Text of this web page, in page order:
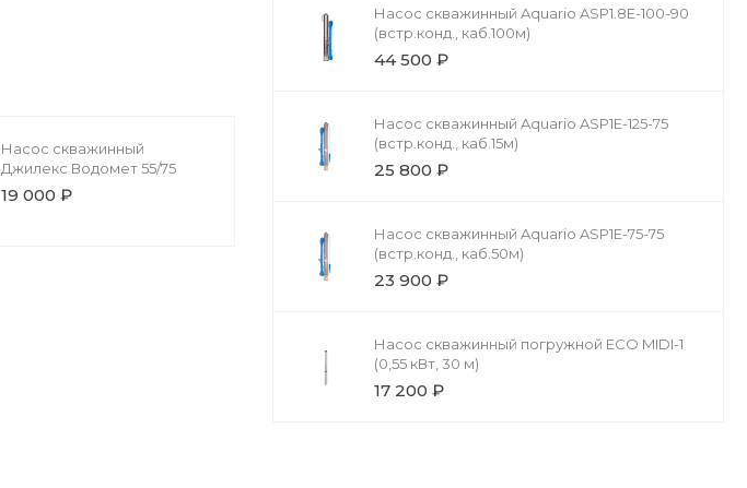
Насос скважинный
Джилекс Водомет 55/75
19 000 ₽
Насос скважинный Aquario ASP1.8E-100-90
(встр.конд., каб.100м)
44 500 ₽
Насос скважинный Aquario ASP1E-125-75
(встр.конд., каб.15м)
25 800 ₽
Насос скважинный Aquario ASP1E-75-75
(встр.конд., каб.50м)
23 900 ₽
Насос скважинный погружной ECO MIDI-1
(0,55 кВт, 30 м)
17 200 ₽